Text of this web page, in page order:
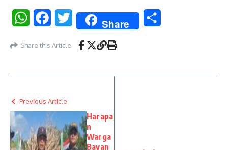
WhatsAppFacebookTwitter Share
Share this Article
Previous Article
Harapa
n
Warga
Bayan